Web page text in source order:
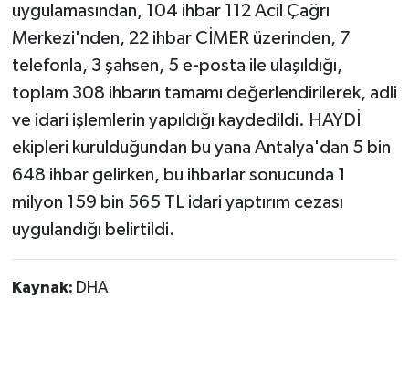
uygulamasından, 104 ihbar 112 Acil Çağrı
Merkezi'nden, 22 ihbar CİMER üzerinden, 7
telefonla, 3 şahsen, 5 e-posta ile ulaşıldığı,
toplam 308 ihbarın tamamı değerlendirilerek, adli
ve idari işlemlerin yapıldığı kaydedildi. HAYDİ
ekipleri kurulduğundan bu yana Antalya'dan 5 bin
648 ihbar gelirken, bu ihbarlar sonucunda 1
milyon 159 bin 565 TL idari yaptırım cezası
uygulandığı belirtildi.
Kaynak: DHA